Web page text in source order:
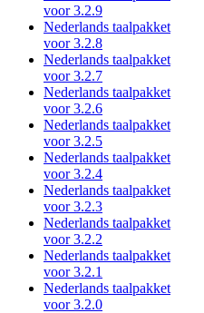
voor 3.2.9
Nederlands taalpakket
voor 3.2.8
Nederlands taalpakket
voor 3.2.7
Nederlands taalpakket
voor 3.2.6
Nederlands taalpakket
voor 3.2.5
Nederlands taalpakket
voor 3.2.4
Nederlands taalpakket
voor 3.2.3
Nederlands taalpakket
voor 3.2.2
Nederlands taalpakket
voor 3.2.1
Nederlands taalpakket
voor 3.2.0